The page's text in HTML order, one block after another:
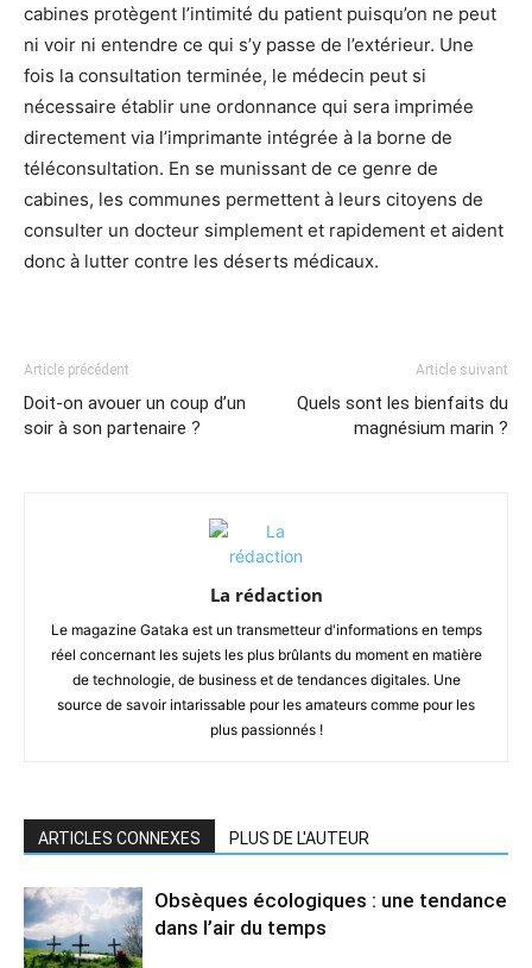
cabines protègent l’intimité du patient puisqu’on ne peut
ni voir ni entendre ce qui s’y passe de l’extérieur. Une
fois la consultation terminée, le médecin peut si
nécessaire établir une ordonnance qui sera imprimée
directement via l’imprimante intégrée à la borne de
téléconsultation. En se munissant de ce genre de
cabines, les communes permettent à leurs citoyens de
consulter un docteur simplement et rapidement et aident
donc à lutter contre les déserts médicaux.
Article précédent
Doit-on avouer un coup d’un
soir à son partenaire ?
Article suivant
Quels sont les bienfaits du
magnésium marin ?
La rédaction
Le magazine Gataka est un transmetteur d'informations en temps
réel concernant les sujets les plus brûlants du moment en matière
de technologie, de business et de tendances digitales. Une
source de savoir intarissable pour les amateurs comme pour les
plus passionnés !
ARTICLES CONNEXES PLUS DE L'AUTEUR
Obsèques écologiques : une tendance
dans l’air du temps